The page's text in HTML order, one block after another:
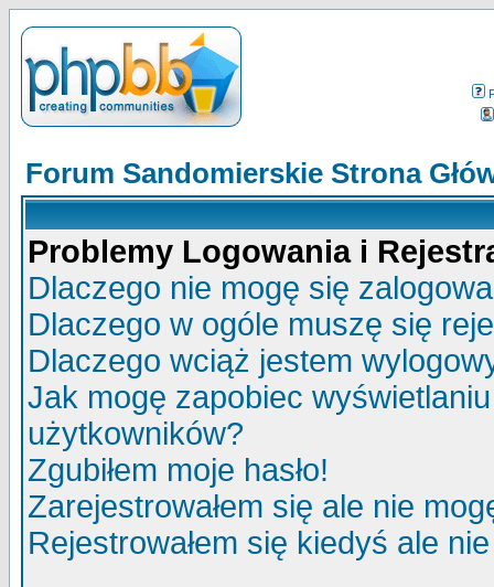
Forum Sandomierskie Strona
Problemy Logowania i
Dlaczego nie mogę się
Dlaczego w ogóle muszę się
Dlaczego wciąż jestem
Jak mogę zapobiec
użytkowników?
Zgubiłem moje hasło!
Zarejestrowałem się ale nie
Rejestrowałem się kiedyś ale